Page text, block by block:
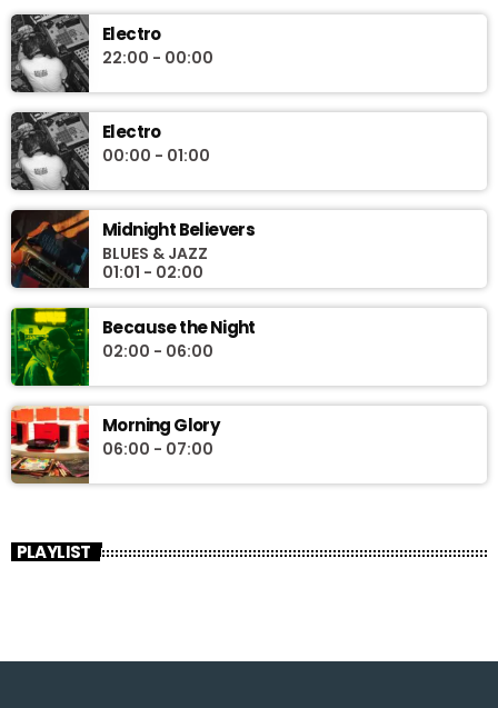
Electro
22:00 - 00:00
Electro
00:00 - 01:00
Midnight Believers
BLUES & JAZZ
01:01 - 02:00
Because the Night
02:00 - 06:00
Morning Glory
06:00 - 07:00
PLAYLIST